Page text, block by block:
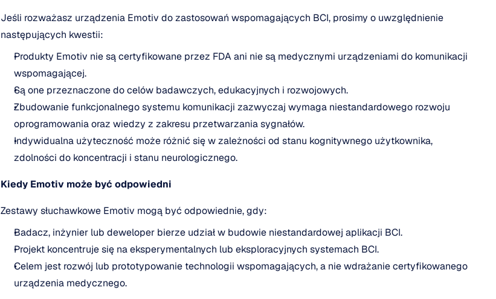
Jeśli rozważasz urządzenia Emotiv do zastosowań wspomagających BCI, prosimy o uwzględnienie
następujących kwestii:
Produkty Emotiv nie są certyfikowane przez FDA ani nie są medycznymi urządzeniami do komunikacji
wspomagającej.
Są one przeznaczone do celów badawczych, edukacyjnych i rozwojowych.
Zbudowanie funkcjonalnego systemu komunikacji zazwyczaj wymaga niestandardowego rozwoju
oprogramowania oraz wiedzy z zakresu przetwarzania sygnałów.
Indywidualna użyteczność może różnić się w zależności od stanu kognitywnego użytkownika,
zdolności do koncentracji i stanu neurologicznego.
Kiedy Emotiv może być odpowiedni
Zestawy słuchawkowe Emotiv mogą być odpowiednie, gdy:
Badacz, inżynier lub deweloper bierze udział w budowie niestandardowej aplikacji BCI.
Projekt koncentruje się na eksperymentalnych lub eksploracyjnych systemach BCI.
Celem jest rozwój lub prototypowanie technologii wspomagających, a nie wdrażanie certyfikowanego
urządzenia medycznego.